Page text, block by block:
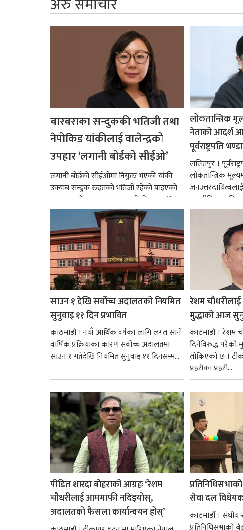
अरु समाचार
बारबराका सन्दुककी भतिजी तथा
नेपोकिड यांकीलाई वालेन्द्रको
उपहार ‘लगानी बोर्डको सीईओ’
लगानी बोर्डको सीईओमा नियुक्त भएकी यांकी
उक्याब सन्दुक रुइतको भतिजी रहेको पाइएको
छ। तत्कालीन समयमा महाकालीको अञ्चलाधिश
नै बनेका जोन...
लोकतान्त्रिक
नेताको आदर्श
पूर्वराष्ट्रपति
ललितपुर ।
लोकतान्त्रिक
राजनीतिक
गर्न आवश्यक...
साउन १ देखि सर्वोच्च अदालतको नियमित
सुनुवाइ ११ दिन प्रभावित
काठमाडौं । नयाँ आर्थिक वर्षका लागि लगत सार्ने
वार्षिक प्रक्रियाका कारण सर्वोच्च अदालतमा
साउन १ गतेदेखि नियमित सुनुवाइ ११ दिनसम्म...
रेशम
मुद्धाको आज
काठमाडौं । रेशम
दिनेविरुद्ध परेको
तोकिएको छ ।
प्रहरीका प्रहरी...
पीडित शारदा बोहराको आग्रहः ‘रेशम
चौधरीलाई आममाफी नदिइयोस्,
अदालतको फैसला कार्यान्वयन होस्’
सेवा दल विधेयक
काठमाडौँ ।